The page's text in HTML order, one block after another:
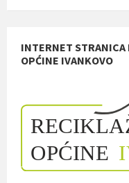
INTERNET STRANICA
OPĆINE IVANKOVO